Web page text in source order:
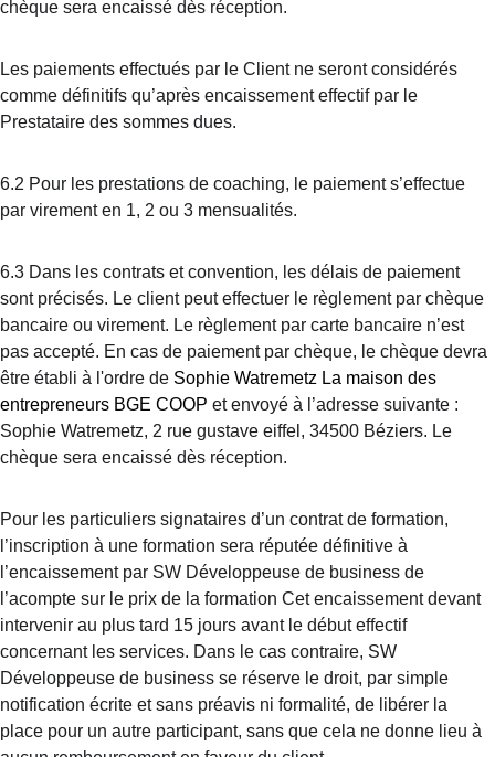
chèque sera encaissé dès réception.
Les paiements effectués par le Client ne seront considérés
comme définitifs qu’après encaissement effectif par le
Prestataire des sommes dues.
6.2 Pour les prestations de coaching, le paiement s’effectue
par virement en 1, 2 ou 3 mensualités.
6.3 Dans les contrats et convention, les délais de paiement
sont précisés. Le client peut effectuer le règlement par chèque
bancaire ou virement. Le règlement par carte bancaire n’est
pas accepté. En cas de paiement par chèque, le chèque devra
être établi à l'ordre de Sophie Watremetz La maison des
entrepreneurs BGE COOP et envoyé à l’adresse suivante :
Sophie Watremetz, 2 rue gustave eiffel, 34500 Béziers. Le
chèque sera encaissé dès réception.
Pour les particuliers signataires d’un contrat de formation,
l’inscription à une formation sera réputée définitive à
l’encaissement par SW Développeuse de business de
l’acompte sur le prix de la formation Cet encaissement devant
intervenir au plus tard 15 jours avant le début effectif
concernant les services. Dans le cas contraire, SW
Développeuse de business se réserve le droit, par simple
notification écrite et sans préavis ni formalité, de libérer la
place pour un autre participant, sans que cela ne donne lieu à